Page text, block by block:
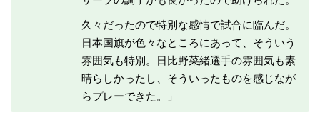
久々だったので特別な感情で試合に臨んだ。
日本国旗が色々なところにあって、そういう
雰囲気も特別。日比野菜緒選手の雰囲気も素
晴らしかったし、そういったものを感じなが
らプレーできた。」